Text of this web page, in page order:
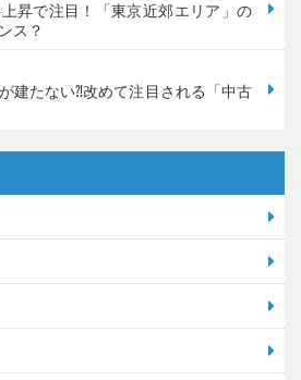
昇で注目！「東京近郊エリア」の
ス？
建たない⁈改めて注目される「中古